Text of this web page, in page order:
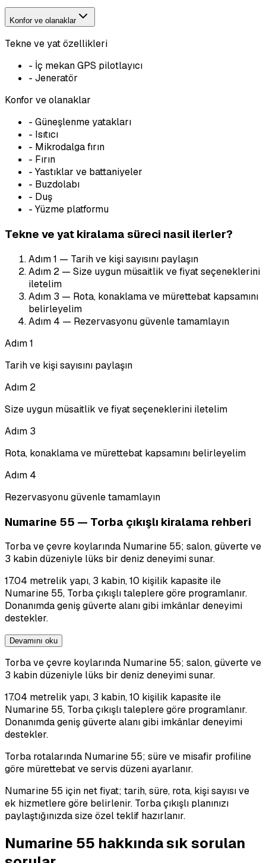
Konfor ve olanaklar
Tekne ve yat özellikleri
- İç mekan GPS pilotlayıcı
- Jeneratör
Konfor ve olanaklar
- Güneşlenme yatakları
- Isıtıcı
- Mikrodalga fırın
- Fırın
- Yastıklar ve battaniyeler
- Buzdolabı
- Duş
- Yüzme platformu
Tekne ve yat kiralama süreci nasil ilerler?
Adım1 — Tarih ve kişi sayısını paylaşın
Adım 2 — Size uygun müsaitlik ve fiyat seçeneklerini
iletelim
Adım 3 — Rota, konaklama ve mürettebat kapsamını
belirleyelim
Adım 4 — Rezervasyonu güvenle tamamlayın
Adım1
Tarih ve kişi sayısını paylaşın
Adım 2
Size uygun müsaitlik ve fiyat seçeneklerini iletelim
Adım 3
Rota, konaklama ve mürettebat kapsamını belirleyelim
Adım 4
Rezervasyonu güvenle tamamlayın
Numarine 55 — Torba çıkışlı kiralama rehberi
Torba ve çevre koylarında Numarine 55; salon, güverte ve
3 kabin düzeniyle lüks bir deniz deneyimi sunar.
17.04 metrelik yapı, 3 kabin, 10 kişilik kapasite ile
Numarine 55, Torba çıkışlı taleplere göre programlanır.
Donanımda geniş güverte alanı gibi imkânlar deneyimi
destekler.
Devamını oku
Torba ve çevre koylarında Numarine 55; salon, güverte ve
3 kabin düzeniyle lüks bir deniz deneyimi sunar.
17.04 metrelik yapı, 3 kabin, 10 kişilik kapasite ile
Numarine 55, Torba çıkışlı taleplere göre programlanır.
Donanımda geniş güverte alanı gibi imkânlar deneyimi
destekler.
Torba rotalarında Numarine 55; süre ve misafir profiline
göre mürettebat ve servis düzeni ayarlanır.
Numarine 55 için net fiyat; tarih, süre, rota, kişi sayısı ve
ek hizmetlere göre belirlenir. Torba çıkışlı planınızı
paylaştığınızda size özel teklif hazırlanır.
Numarine 55 hakkında sık sorulan